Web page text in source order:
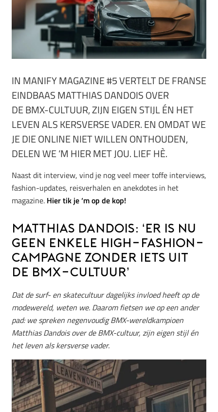
IN MANIFY MAGAZINE #5 VERTELT DE FRANSE
EINDBAAS MATTHIAS DANDOIS OVER
DE BMX-CULTUUR, ZIJN EIGEN STIJL ÉN HET
LEVEN ALS KERSVERSE VADER. EN OMDAT WE
JE DIE ONLINE NIET WILLEN ONTHOUDEN,
DELEN WE ‘M HIER MET JOU. LIEF HÈ.
Naast dit interview, vind je nog veel meer toffe interviews,
fashion-updates, reisverhalen en anekdotes in het
magazine. Hier tik je ‘m op de kop!
Matthias Dandois: ‘Er is nu
geen enkele high-fashion-
campagne zonder iets uit
de BMX-cultuur’
Dat de surf- en skatecultuur dagelijks invloed heeft op de
modewereld, weten we. Daarom fietsen we op een ander
pad: we spreken negenvoudig BMX-wereldkampioen
Matthias Dandois over de BMX-cultuur, zijn eigen stijl én
het leven als kersverse vader.